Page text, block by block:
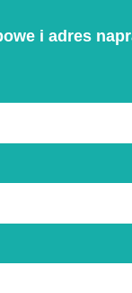
i adres